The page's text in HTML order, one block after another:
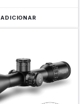
ADICIONAR